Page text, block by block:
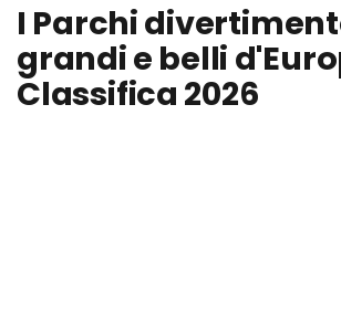
I Parchi
grandi e belli
Classifica 2026